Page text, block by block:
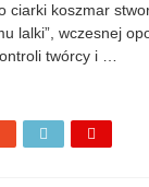
ciarki koszmar
lalki”, wczesnej
twórcy i …